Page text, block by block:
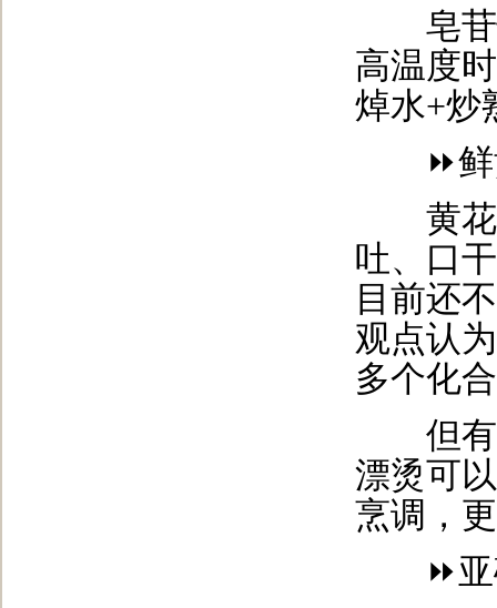
皂苷
高温度
焯水+炒
⏩鲜
黄花
吐、口
目前还
观点认
多个化
但有
漂烫可
烹调，
⏩亚